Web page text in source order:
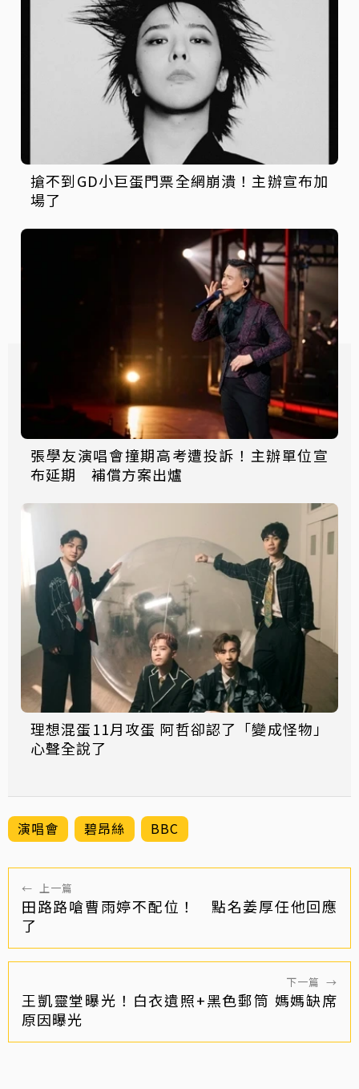
搶不到GD小巨蛋門票全網崩潰！主辦宣布加
場了
張學友演唱會撞期高考遭投訴！主辦單位宣
布延期 補償方案出爐
理想混蛋11月攻蛋 阿哲卻認了「變成怪物」
心聲全說了
演唱會 碧昂絲 BBC
← 上一篇
田路路嗆曹雨婷不配位！ 點名姜厚任他回應
了
下一篇 →
王凱靈堂曝光！白衣遺照+黑色郵筒 媽媽缺席
原因曝光